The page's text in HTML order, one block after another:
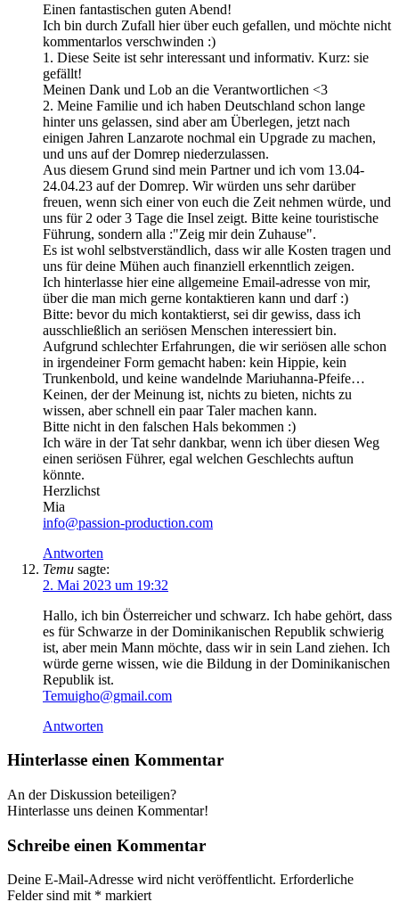
Einen fantastischen guten Abend!
Ich bin durch Zufall hier über euch gefallen, und möchte nicht
kommentarlos verschwinden :)
1. Diese Seite ist sehr interessant und informativ. Kurz: sie
gefällt!
Meinen Dank und Lob an die Verantwortlichen <3
2. Meine Familie und ich haben Deutschland schon lange
hinter uns gelassen, sind aber am Überlegen, jetzt nach
einigen Jahren Lanzarote nochmal ein Upgrade zu machen,
und uns auf der Domrep niederzulassen.
Aus diesem Grund sind mein Partner und ich vom 13.04-
24.04.23 auf der Domrep. Wir würden uns sehr darüber
freuen, wenn sich einer von euch die Zeit nehmen würde, und
uns für 2 oder 3 Tage die Insel zeigt. Bitte keine touristische
Führung, sondern alla :"Zeig mir dein Zuhause".
Es ist wohl selbstverständlich, dass wir alle Kosten tragen und
uns für deine Mühen auch finanziell erkenntlich zeigen.
Ich hinterlasse hier eine allgemeine Email-adresse von mir,
über die man mich gerne kontaktieren kann und darf :)
Bitte: bevor du mich kontaktierst, sei dir gewiss, dass ich
ausschließlich an seriösen Menschen interessiert bin.
Aufgrund schlechter Erfahrungen, die wir seriösen alle schon
in irgendeiner Form gemacht haben: kein Hippie, kein
Trunkenbold, und keine wandelnde Mariuhanna-Pfeife…
Keinen, der der Meinung ist, nichts zu bieten, nichts zu
wissen, aber schnell ein paar Taler machen kann.
Bitte nicht in den falschen Hals bekommen :)
Ich wäre in der Tat sehr dankbar, wenn ich über diesen Weg
einen seriösen Führer, egal welchen Geschlechts auftun
könnte.
Herzlichst
Mia
info@passion-production.com
Antworten
Temu sagte:
2. Mai 2023 um 19:32
Hallo, ich bin Österreicher und schwarz. Ich habe gehört, dass
es für Schwarze in der Dominikanischen Republik schwierig
ist, aber mein Mann möchte, dass wir in sein Land ziehen. Ich
würde gerne wissen, wie die Bildung in der Dominikanischen
Republik ist.
Temuigho@gmail.com
Antworten
Hinterlasse einen Kommentar
An der Diskussion beteiligen?
Hinterlasse uns deinen Kommentar!
Schreibe einen Kommentar
Deine E-Mail-Adresse wird nicht veröffentlicht. Erforderliche
Felder sind mit * markiert